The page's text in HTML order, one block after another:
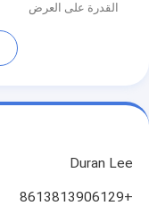
القدرة على العرض
Duran Lee
+8613813906129